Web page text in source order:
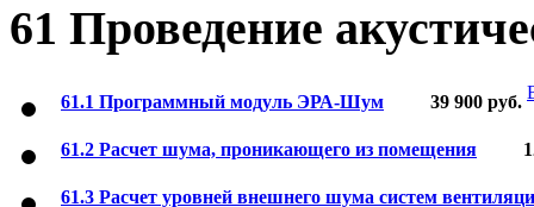
61 Проведение
61.1 Программный модуль ЭРА-Шум 39 900 руб.
61.2 Расчет шума, проникающего из помещения
61.3 Расчет уровней внешнего шума систем